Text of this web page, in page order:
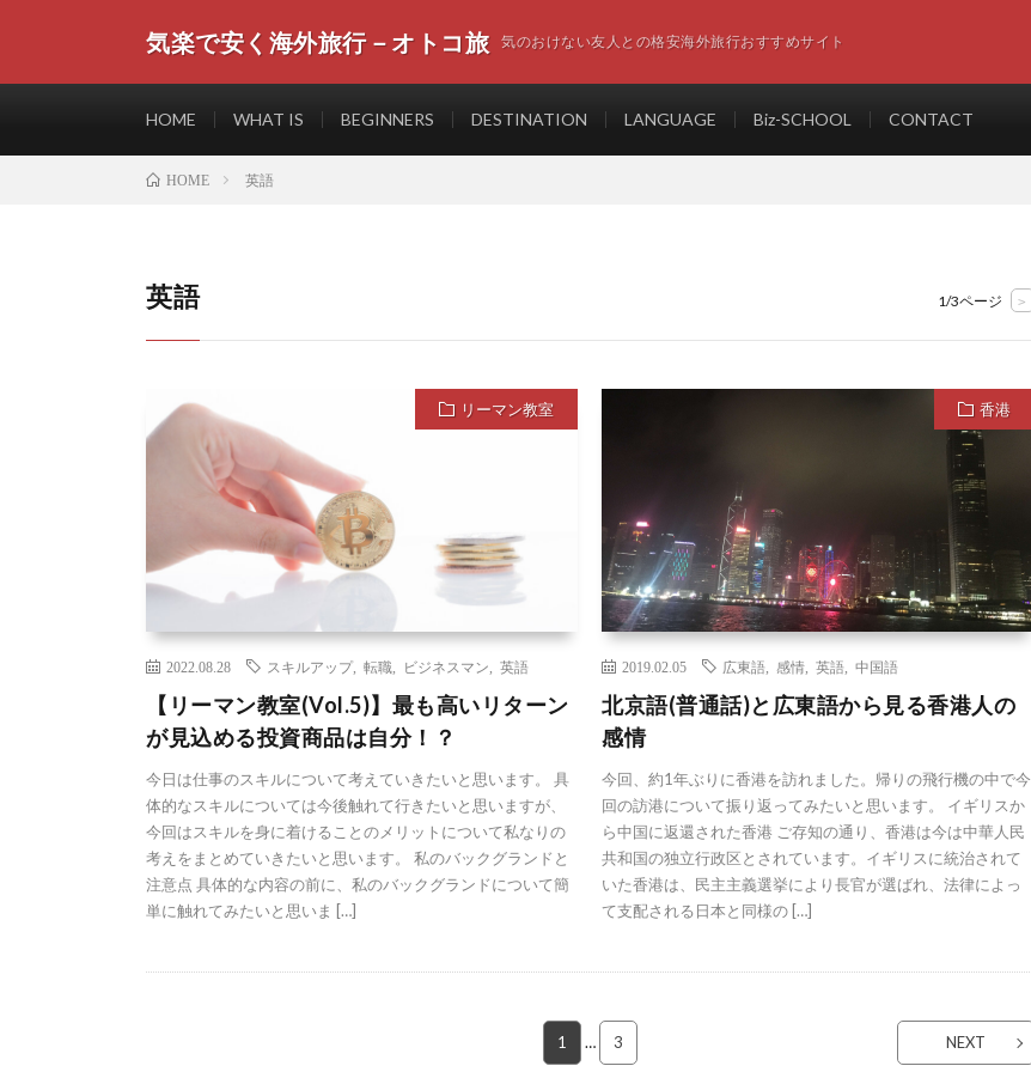
気楽で安く海外旅行－オトコ旅 気のおけない友人との格安海外旅行おすすめサイト
HOME WHAT IS BEGINNERS DESTINATION LANGUAGE Biz-SCHOOL CONTACT
HOME 英語
英語 1/3ページ >
リーマン教室
2022.08.28 スキルアップ, 転職 ビジネスマン 英語
【リーマン教室(Vol.5)】最も高いリターン
が見込める投資商品は自分！？
今日は仕事のスキルについて考えていきたいと思います。 具
体的なスキルについては今後触れて行きたいと思いますが、
今回はスキルを身に着けることのメリットについて私なりの
考えをまとめていきたいと思います。 私のバックグランドと
注意点 具体的な内容の前に、私のバックグランドについて簡
単に触れてみたいと思いま […]
香港
2019.02.05 広東語 感情 ,英語 ,中国語
北京語(普通話)と広東語から見る香港人の
感情
今回、約1年ぶりに香港を訪れました。帰りの飛行機の中で今
回の訪港について振り返ってみたいと思います。 イギリスか
ら中国に返還された香港 ご存知の通り、香港は今は中華人民
共和国の独立行政区とされています。イギリスに統治されて
いた香港は、民主主義選挙により長官が選ばれ、法律によっ
て支配される日本と同様の […]
1 … 3 NEXT